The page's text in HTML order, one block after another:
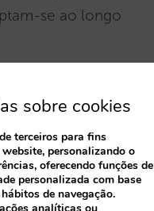
se ao longo
Já os
tempo real e de
ao
emocional. Os
sobre cookies
terceiros para fins
personalizando o
oferecendo funções de
personalizada com base
de navegação.
analíticas ou